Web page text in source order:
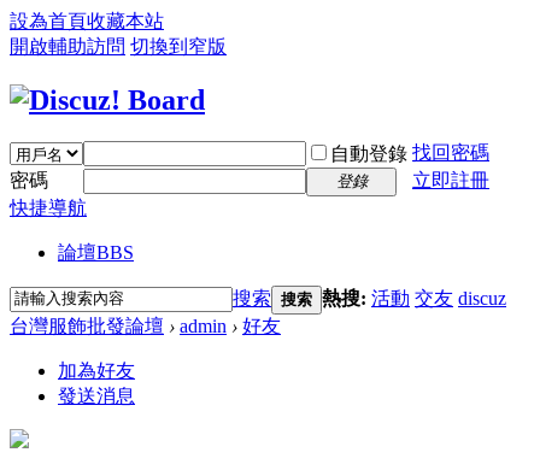
設為首頁收藏本站
開啟輔助訪問 切換到窄版
自動登錄 找回密碼
密碼
登錄
立即註冊
快捷導航
論壇BBS
搜索 搜索 熱搜: 活動 交友 discuz
台灣服飾批發論壇 › admin › 好友
加為好友
發送消息